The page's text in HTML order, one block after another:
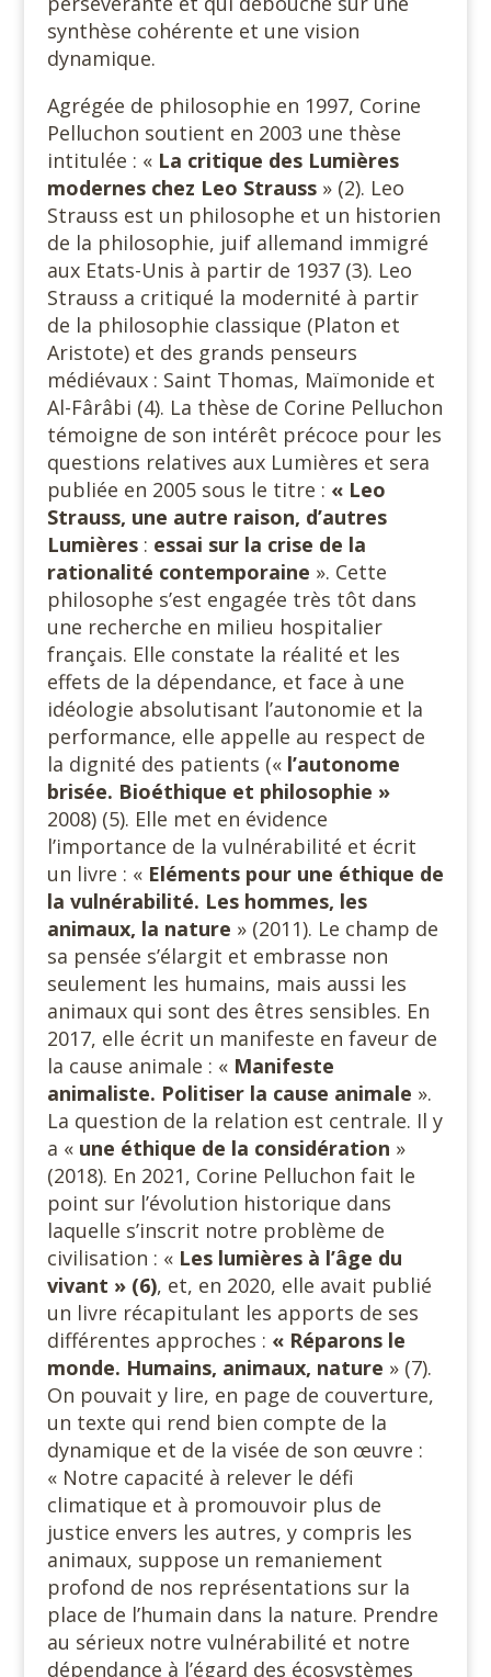
synthèse cohérente et une vision
dynamique.
Agrégée de philosophie en 1997, Corine
Pelluchon soutient en 2003 une thèse
intitulée : « La critique des Lumières
modernes chez Leo Strauss» (2). Leo
Strauss est un philosophe et un historien
de la philosophie, juif allemand immigré
aux Etats-Unis à partir de 1937 (3). Leo
Strauss a critiqué la modernité à partir
de la philosophie classique (Platon et
Aristote) et des grands penseurs
médiévaux : Saint Thomas, Maïmonide et
Al-Fârâbi (4). La thèse de Corine Pelluchon
témoigne de son intérêt précoce pour les
questions relatives aux Lumières et sera
publiée en 2005 sous le titre : « Leo
Strauss, une autre raison, d’autres
Lumières : essai sur la crise de la
rationalité contemporaine ». Cette
philosophe s’est engagée très tôt dans
une recherche en milieu hospitalier
français. Elle constate la réalité et les
effets de la dépendance, et face à une
idéologie absolutisant l’autonomie et la
performance, elle appelle au respect de
la dignité des patients (« l’autonome
brisée. Bioéthique et philosophie »
2008) (5). Elle met en évidence
l’importance de la vulnérabilité et écrit
un livre : « Eléments pour une éthique de
la vulnérabilité. Les hommes, les
animaux, la nature » (2011). Le champ de
sa pensée s’élargit et embrasse non
seulement les humains, mais aussi les
animaux qui sont des êtres sensibles. En
2017, elle écrit un manifeste en faveur de
la cause animale : « Manifeste
animaliste. Politiser la cause animale ».
La question de la relation est centrale. Il y
a « une éthique de la considération »
(2018). En 2021, Corine Pelluchon fait le
point sur l’évolution historique dans
laquelle s’inscrit notre problème de
civilisation : « Les lumières à l’âge du
vivant » (6), et, en 2020, elle avait publié
un livre récapitulant les apports de ses
différentes approches : « Réparons le
monde. Humains, animaux, nature » (7).
On pouvait y lire, en page de couverture,
un texte qui rend bien compte de la
dynamique et de la visée de son œuvre :
« Notre capacité à relever le défi
climatique et à promouvoir plus de
justice envers les autres, y compris les
animaux, suppose un remaniement
profond de nos représentations sur la
place de l’humain dans la nature. Prendre
au sérieux notre vulnérabilité et notre
dépendance à l’égard des écosystèmes